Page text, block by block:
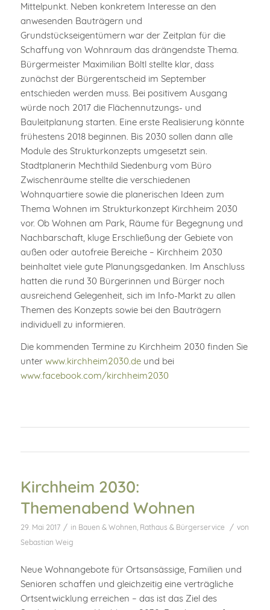
Mittelpunkt. Neben konkretem Interesse an den
anwesenden Bauträgern und
Grundstückseigentümern war der Zeitplan für die
Schaffung von Wohnraum das drängendste Thema.
Bürgermeister Maximilian Böltl stellte klar, dass
zunächst der Bürgerentscheid im September
entschieden werden muss. Bei positivem Ausgang
würde noch 2017 die Flächennutzungs- und
Bauleitplanung starten. Eine erste Realisierung könnte
frühestens 2018 beginnen. Bis 2030 sollen dann alle
Module des Strukturkonzepts umgesetzt sein.
Stadtplanerin Mechthild Siedenburg vom Büro
Zwischenräume stellte die verschiedenen
Wohnquartiere sowie die planerischen Ideen zum
Thema Wohnen im Strukturkonzept Kirchheim 2030
vor. Ob Wohnen am Park, Räume für Begegnung und
Nachbarschaft, kluge Erschließung der Gebiete von
außen oder autofreie Bereiche – Kirchheim 2030
beinhaltet viele gute Planungsgedanken. Im Anschluss
hatten die rund 30 Bürgerinnen und Bürger noch
ausreichend Gelegenheit, sich im Info-Markt zu allen
Themen des Konzepts sowie bei den Bauträgern
individuell zu informieren.
Die kommenden Termine zu Kirchheim 2030 finden Sie
unter www.kirchheim2030.deund bei
www.facebook.com/kirchheim2030
Kirchheim 2030:
Themenabend Wohnen
29. Mai 2017 / in Bauen & Wohnen Rathaus & Bürgerservice / von
Sebastian Weig
Neue Wohnangebote für Ortsansässige, Familien und
Senioren schaffen und gleichzeitig eine verträgliche
Ortsentwicklung erreichen – das ist das Ziel des